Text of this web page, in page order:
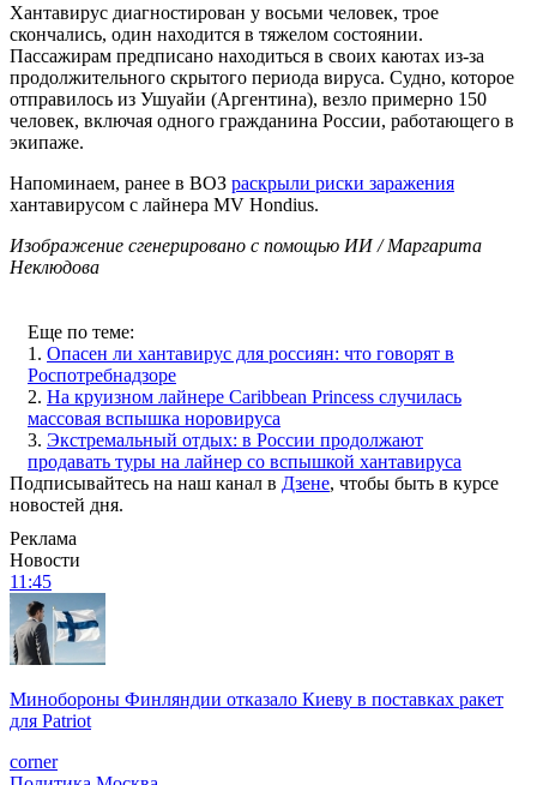
Хантавирус диагностирован у восьми человек, трое
скончались, один находится в тяжелом состоянии.
Пассажирам предписано находиться в своих каютах из-за
продолжительного скрытого периода вируса. Судно, которое
отправилось из Ушуайи (Аргентина), везло примерно 150
человек, включая одного гражданина России, работающего в
экипаже.
Напоминаем, ранее в ВОЗ раскрыли риски заражения
хантавирусом с лайнера MV Hondius.
Изображение сгенерировано с помощью ИИ / Маргарита
Неклюдова
Еще по теме:
1. Опасен ли хантавирус для россиян: что говорят в
Роспотребнадзоре
2. На круизном лайнере Caribbean Princess случилась
массовая вспышка норовируса
3. Экстремальный отдых: в России продолжают
продавать туры на лайнер со вспышкой хантавируса
Подписывайтесь на наш канал в Дзене, чтобы быть в курсе
новостей дня.
Реклама
Новости
11:45
Минобороны Финляндии отказало Киеву в поставках ракет
для Patriot
corner